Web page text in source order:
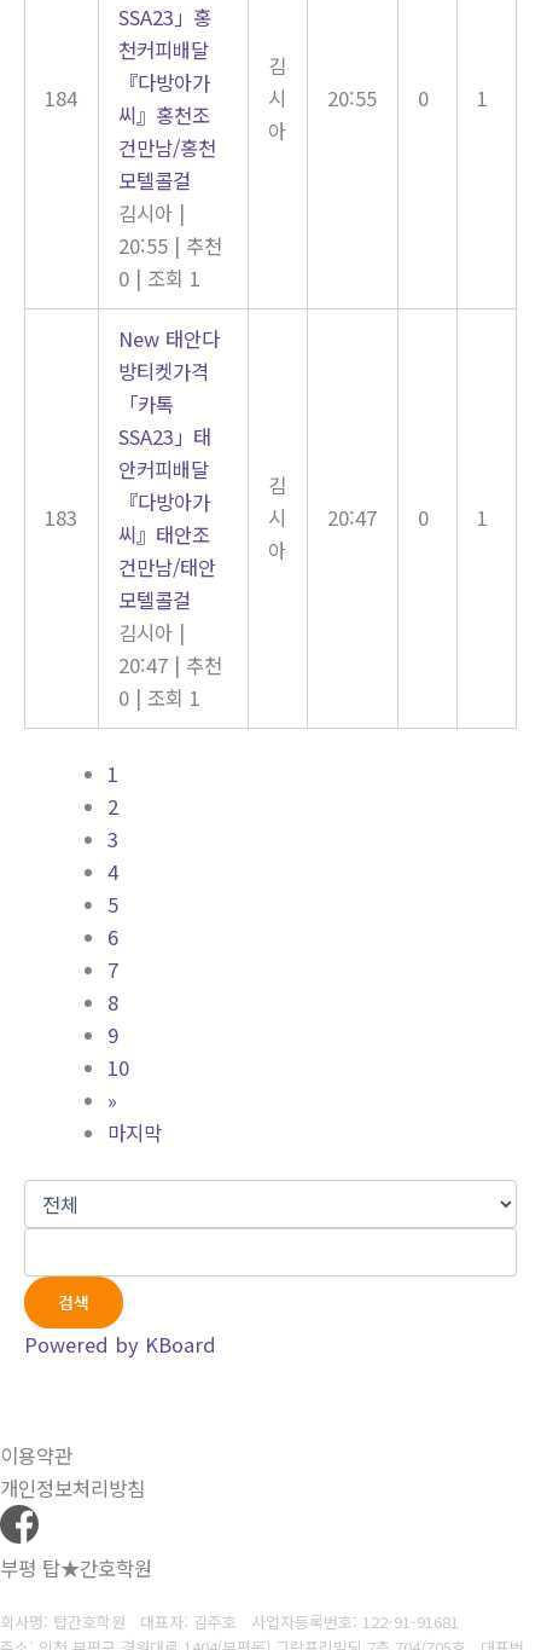
184
SSA23」홍
천커피배달
『다방아가
씨』홍천조
건만남/홍천
모텔콜걸
김시아 |
20:55 | 추천
0 | 조회 1
김
시
아
20:55 0 1
183
New 태안다
방티켓가격
「카톡
SSA23」태
안커피배달
『다방아가
씨』태안조
건만남/태안
모텔콜걸
김시아 |
20:47 | 추천
0 | 조회 1
김
시
아
20:47 0 1
1
2
3
4
5
6
7
8
9
10
»
마지막
검색
Powered by KBoard
이용약관
개인정보처리방침
부평 탑★간호학원
회사명: 탑간호학원 대표자: 김주호 사업자등록번호: 122-91-91681